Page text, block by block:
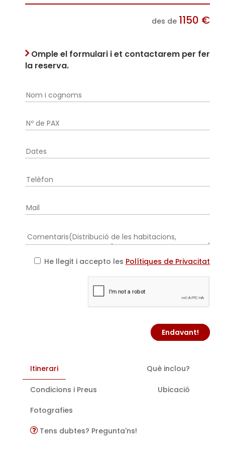
des de 1150 €
Omple el formulari i et contactarem per fer
la reserva.
He llegit i accepto les Polítiques de Privacitat
Endavant!
Itinerari Què inclou?
Condicions i Preus Ubicació
Fotografies
Tens dubtes? Pregunta'ns!